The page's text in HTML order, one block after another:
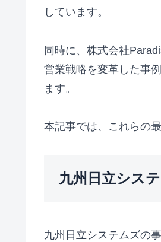
しています。
同時に、株式会社
営業戦略を変革した事
ます。
本記事では、これらの
九州日立シス
九州日立システムズの